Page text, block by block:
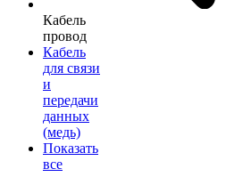
Кабель
провод
Кабель
для связи
и
передачи
данных
(медь)
Показать
все